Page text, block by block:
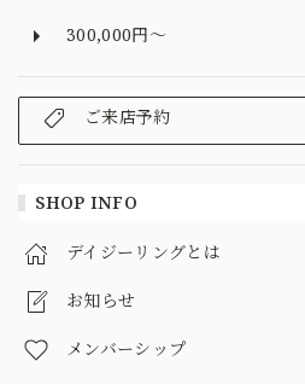
300,000円～
ご来店予約
SHOP INFO
デイジーリングとは
お知らせ
メンバーシップ